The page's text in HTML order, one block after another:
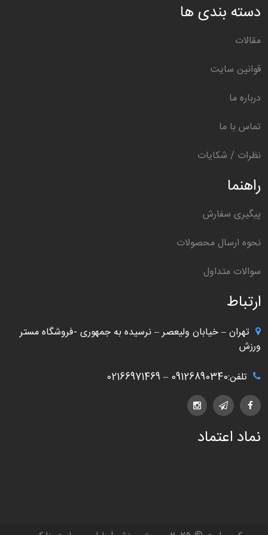
دسته بندی ها
مقالات
قوانین سایت
درباره ما
تماس با ما
نظرات / شکایات
راهنما
پیگیری سفارش
نحوه ارسال محصولات
سوالات متداول
ارتباط
تهران – خیابان ولیعصر – نرسیده به جمهوری -فروشگاه مستر
ورزش
تلفن:09126890340 – 02166971469
نماد اعتماد